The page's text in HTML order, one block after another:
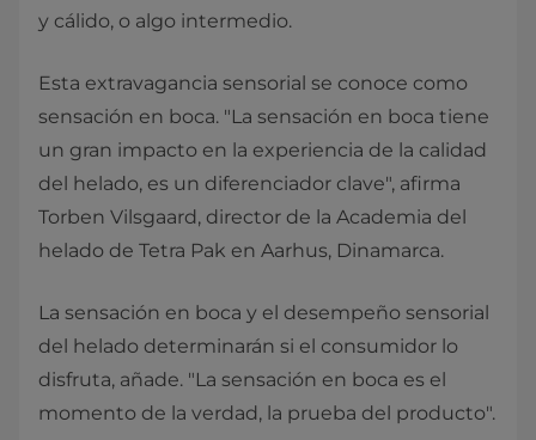
y cálido, o algo intermedio.
Esta extravagancia sensorial se conoce como
sensación en boca. "La sensación en boca tiene
un gran impacto en la experiencia de la calidad
del helado, es un diferenciador clave", afirma
Torben Vilsgaard, director de la Academia del
helado de Tetra Pak en Aarhus, Dinamarca.
La sensación en boca y el desempeño sensorial
del helado determinarán si el consumidor lo
disfruta, añade. "La sensación en boca es el
momento de la verdad, la prueba del producto".